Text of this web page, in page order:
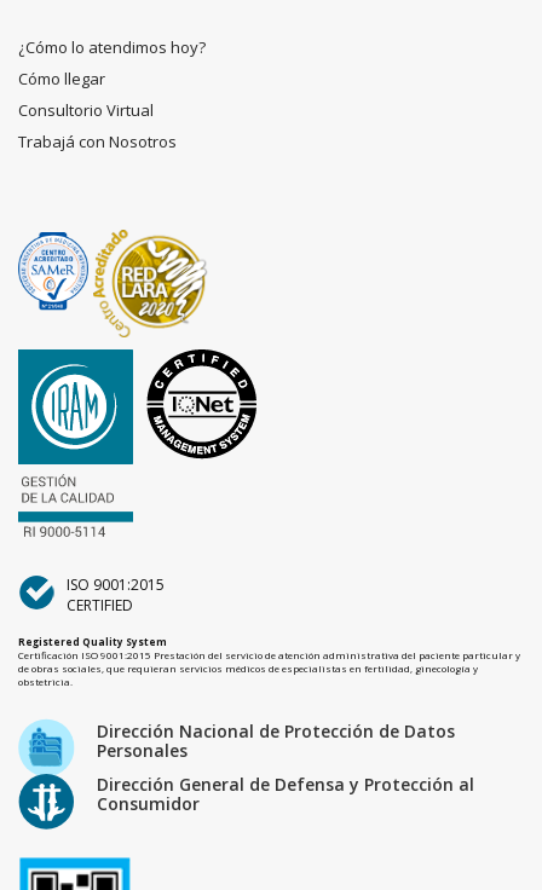
¿Cómo lo atendimos hoy?
Cómo llegar
Consultorio Virtual
Trabajá con Nosotros
ISO 9001:2015
CERTIFIED
Registered Quality System
Certificación ISO 9001:2015 Prestación del servicio de atención administrativa del paciente particular y
de obras sociales, que requieran servicios médicos de especialistas en fertilidad, ginecología y
obstetricia.
Dirección Nacional de Protección de Datos
Personales
Dirección General de Defensa y Protección al
Consumidor